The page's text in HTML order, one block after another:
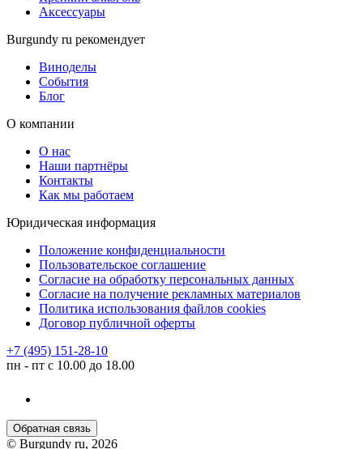
Аксессуары
Burgundy ru рекомендует
Виноделы
События
Блог
О компании
О нас
Наши партнёры
Контакты
Как мы работаем
Юридическая информация
Положение конфиденциальности
Пользовательское соглашение
Согласие на обработку персональных данных
Согласие на получение рекламных материалов
Политика использования файлов cookies
Договор публичной оферты
+7 (495) 151-28-10
пн - пт с 10.00 до 18.00
Обратная связь
© Burgundy ru, 2026